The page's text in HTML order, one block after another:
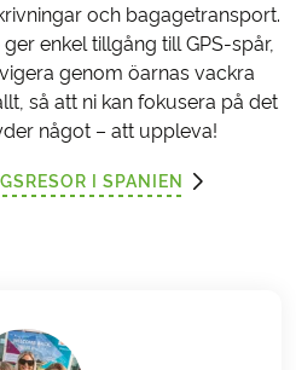
och bagagetransport.
enkel tillgång till GPS-spår,
genom öarnas vackra
så att ni kan fokusera på det
något – att uppleva!
I SPANIEN